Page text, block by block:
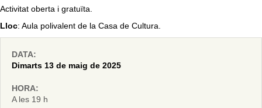
Activitat oberta i gratuïta.
Lloc: Aula polivalent de la Casa de Cultura.
DATA:
Dimarts 13 de maig de 2025
HORA:
A les 19 h